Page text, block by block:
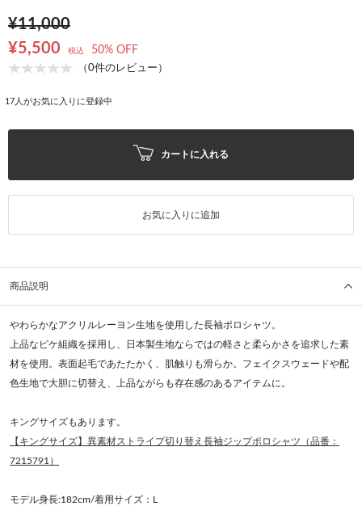
¥11,000
¥5,500
税込 50% OFF
（0件のレビュー）
17 人がお気に入りに登録中
カートに入れる
お気に入りに追加
商品説明
やわらかなアクリルレーヨン生地を使用した長袖ポロシャツ。
上品なピケ組織を採用し、日本製生地ならではの軽さと柔らかさを追求した素
材を使用。表面起毛であたたかく、肌触りも滑らか。フェイクスウェードや配
色生地で大胆に切替え、上品ながらも存在感のあるアイテムに。
キングサイズもあります。
【キングサイズ】異素材ストライプ切り替え長袖ジップポロシャツ（品番：
7215791）
モデル身長:182cm/着用サイズ：L